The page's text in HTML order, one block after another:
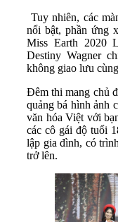
Tuy nhiên, các
nổi bật, phần ứng
Miss Earth 2020
Destiny Wagner
không giao lưu
Đêm thi mang chủ
quảng bá hình ảnh
văn hóa Việt với
các cô gái độ tuổi
lập gia đình, có
trở lên.